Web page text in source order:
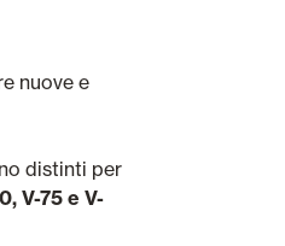
nuove e
distinti per
V-75 e V-